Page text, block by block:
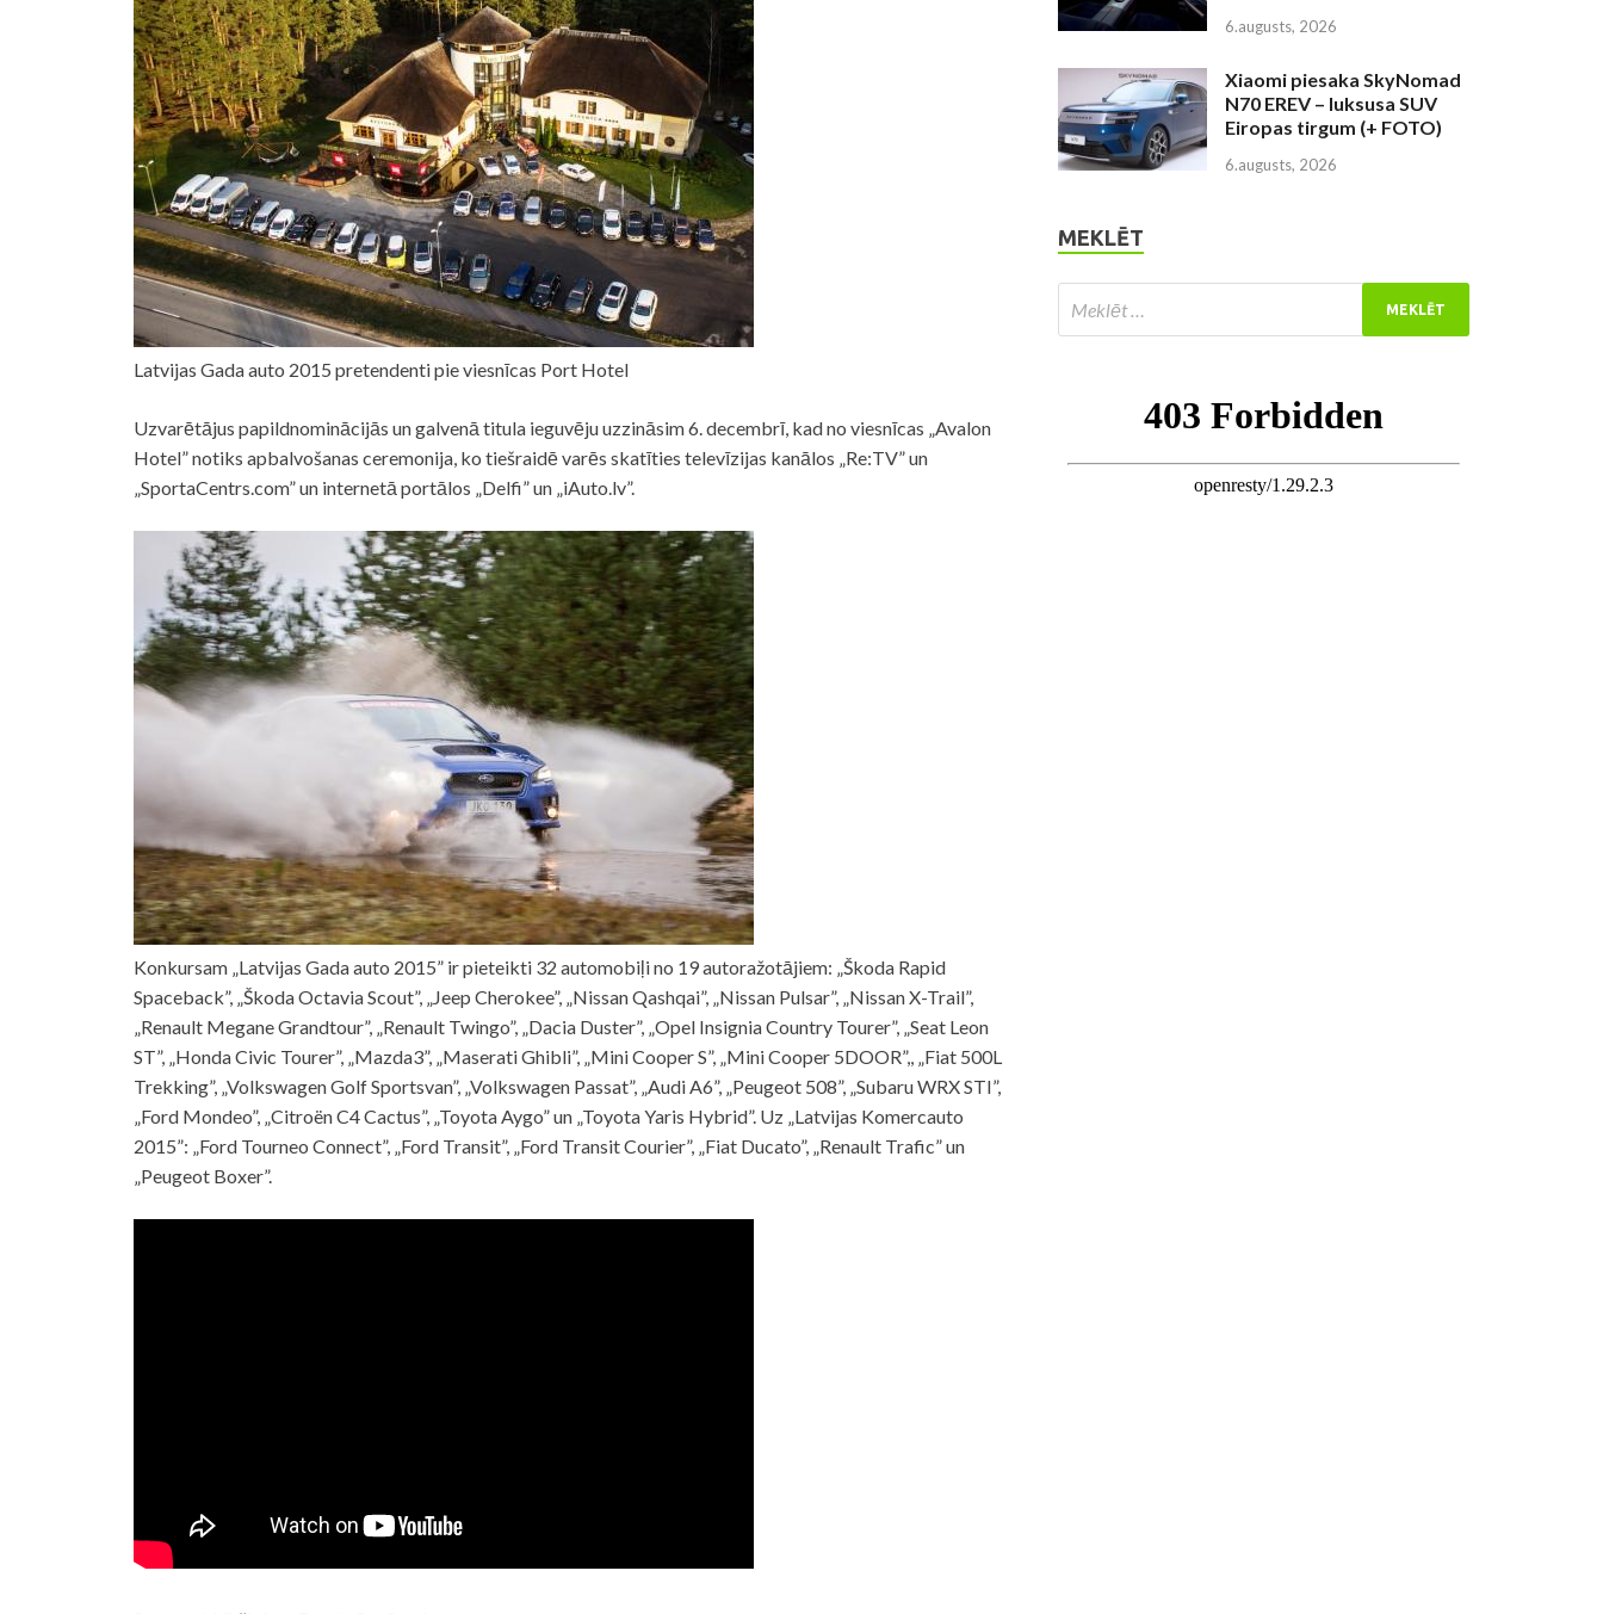
Latvijas Gada auto 2015 pretendenti pie viesnīcas Port Hotel
Uzvarētājus papildnominācijās un galvenā titula ieguvēju uzzināsim 6. decembrī, kad no viesnīcas „Avalon
Hotel” notiks apbalvošanas ceremonija, ko tiešraidē varēs skatīties televīzijas kanālos „Re:TV” un
„SportaCentrs.com” un internetā portālos „Delfi” un „iAuto.lv”.
Konkursam „Latvijas Gada auto 2015” ir pieteikti 32 automobiļi no 19 autoražotājiem: „Škoda Rapid
Spaceback”, „Škoda Octavia Scout”, „Jeep Cherokee”, „Nissan Qashqai”, „Nissan Pulsar”, „Nissan X-Trail”,
„Renault Megane Grandtour”, „Renault Twingo”, „Dacia Duster”, „Opel Insignia Country Tourer”, „Seat Leon
ST”, „Honda Civic Tourer”, „Mazda3”, „Maserati Ghibli”, „Mini Cooper S”, „Mini Cooper 5DOOR”,, „Fiat 500L
Trekking”, „Volkswagen Golf Sportsvan”, „Volkswagen Passat”, „Audi A6”, „Peugeot 508”, „Subaru WRX STI”,
„Ford Mondeo”, „Citroën C4 Cactus”, „Toyota Aygo” un „Toyota Yaris Hybrid”. Uz „Latvijas Komercauto
2015”: „Ford Tourneo Connect”, „Ford Transit”, „Ford Transit Courier”, „Fiat Ducato”, „Renault Trafic” un
„Peugeot Boxer”.
6.augusts, 2026
Xiaomi piesaka SkyNomad
N70 EREV – luksusa SUV
Eiropas tirgum (+ FOTO)
6.augusts, 2026
MEKLĒT